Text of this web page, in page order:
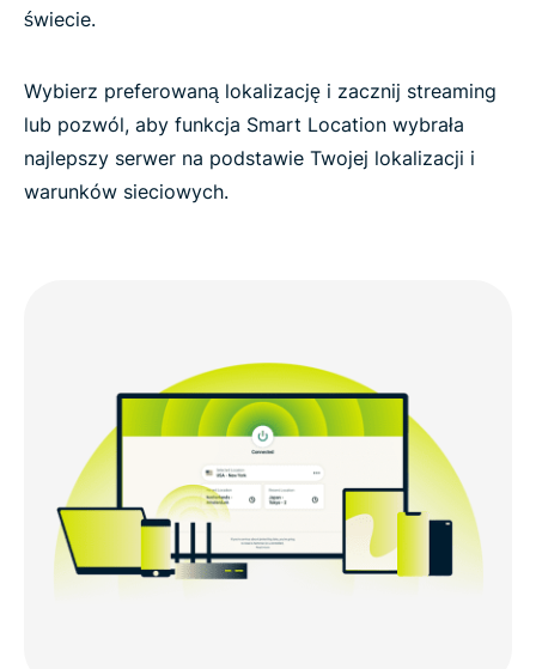
świecie.
Wybierz preferowaną lokalizację i zacznij streaming
lub pozwól, aby funkcja Smart Location wybrała
najlepszy serwer na podstawie Twojej lokalizacji i
warunków sieciowych.